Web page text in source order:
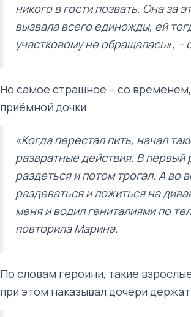
никого в гости позвать. Она за
вызвала всего единожды, ей
участковому не обращалась»,
Но самое страшное – со
приёмной дочки.
«Когда перестал пить, начал
развратные действия. В первый
раздеться и потом трогал. А во
раздеваться и ложиться на
меня и водил гениталиями по
повторила Марина.
По словам героини, такие
при этом наказывал дочери